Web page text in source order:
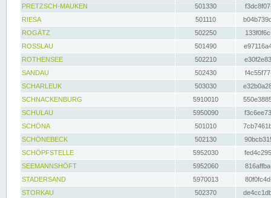
PRETZSCH-MAUKEN
501330
RIESA
501110
ROGÄTZ
502250
ROSSLAU
501490
ROTHENSEE
502210
SANDAU
502430
SCHARLEUK
503030
SCHNACKENBURG
5910010
SCHULAU
5950090
SCHÖNA
501010
SCHÖNEBECK
502130
SCHÖPFSTELLE
5952030
SEEMANNSHÖFT
5952060
STADERSAND
5970013
STORKAU
502370